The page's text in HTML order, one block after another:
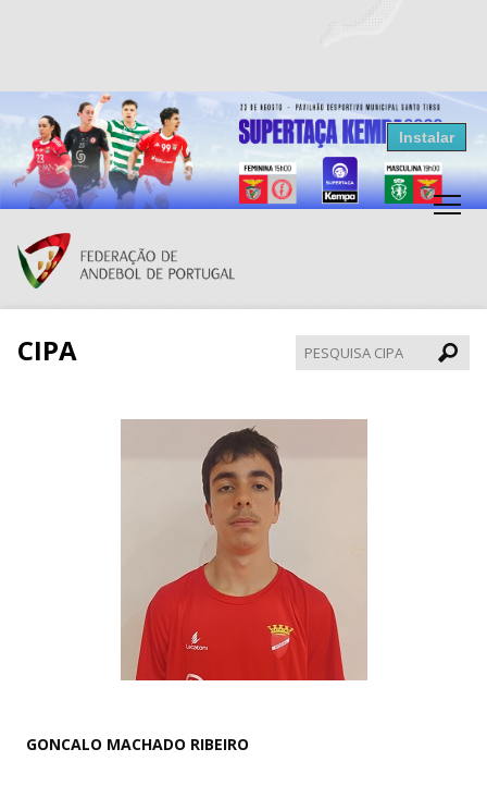
Resultados Andebol
Federação de Andebol de Portugal
Grátis - Disponivel na Play Store
Instalar
CIPA
CIPA
GONCALO MACHADO RIBEIRO